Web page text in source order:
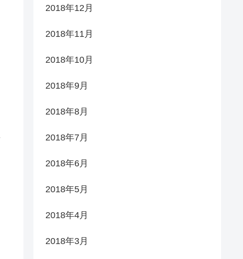
2018年12月
2018年11月
2018年10月
2018年9月
2018年8月
2018年7月
2018年6月
2018年5月
2018年4月
2018年3月